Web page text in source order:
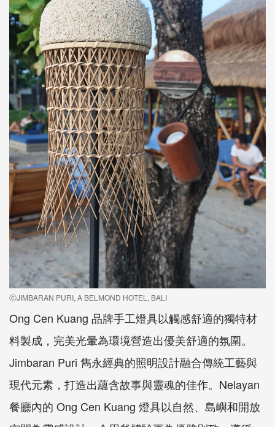
ⓒJIMBARAN PURI, A BELMOND HOTEL, BALI
Ong Cen Kuang 品牌手工燈具以觸感舒適的獨特材
料製成，完美光暈為環境營造出優美舒適的氛圍。
Jimbaran Puri 雋永經典的照明設計融合傳統工藝與
現代元素，打造出蘊含故事與靈魂的佳作。Nelayan
餐廳內的 Ong Cen Kuang 燈具以自然、島嶼和開放